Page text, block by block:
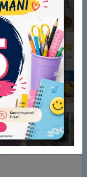
Yazı
ve el
eğik, dairesel, spiral
el-göz
yazma hareketlerinin
denizaltı, dinozor
oyunlaştırılmış
deneyimi sunar.
hayal